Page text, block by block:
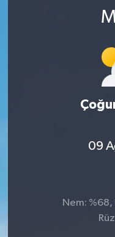
09
Nem: %68,
KÜLTÜR SANAT
FRAGMANLAR